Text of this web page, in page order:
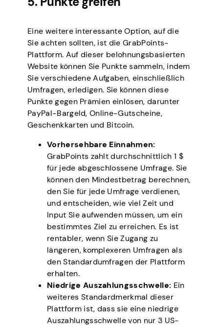
Eine weitere interessante Option, auf die
Sie achten sollten, ist die GrabPoints-
Plattform. Auf dieser belohnungsbasierten
Website können Sie Punkte sammeln, indem
Sie verschiedene Aufgaben, einschließlich
Umfragen, erledigen. Sie können diese
Punkte gegen Prämien einlösen, darunter
PayPal-Bargeld, Online-Gutscheine,
Geschenkkarten und Bitcoin.
Vorhersehbare Einnahmen:
GrabPoints zahlt durchschnittlich 1 $
für jede abgeschlossene Umfrage. Sie
können den Mindestbetrag berechnen,
den Sie für jede Umfrage verdienen,
und entscheiden, wie viel Zeit und
Input Sie aufwenden müssen, um ein
bestimmtes Ziel zu erreichen. Es ist
rentabler, wenn Sie Zugang zu
längeren, komplexeren Umfragen als
den Standardumfragen der Plattform
erhalten.
Niedrige Auszahlungsschwelle: Ein
weiteres Standardmerkmal dieser
Plattform ist, dass sie eine niedrige
Auszahlungsschwelle von nur 3 US-